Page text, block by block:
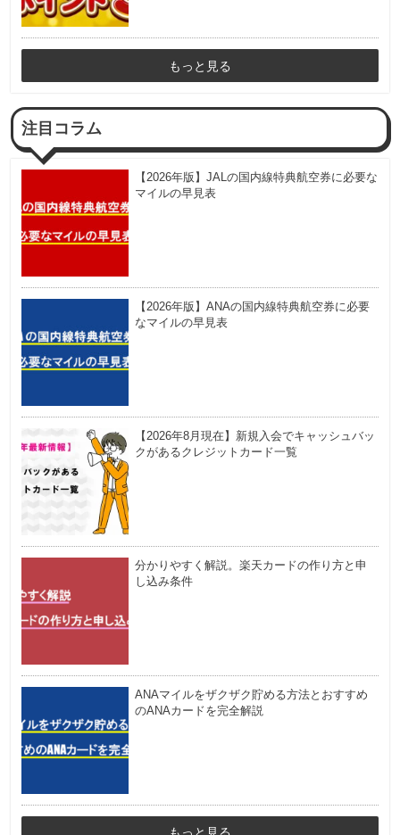
もっと見る
注目コラム
【2026年版】JALの国内線特典航空券に必要な
マイルの早見表
【2026年版】ANAの国内線特典航空券に必要
なマイルの早見表
【2026年8月現在】新規入会でキャッシュバッ
クがあるクレジットカード一覧
分かりやすく解説。楽天カードの作り方と申
し込み条件
ANAマイルをザクザク貯める方法とおすすめ
のANAカードを完全解説